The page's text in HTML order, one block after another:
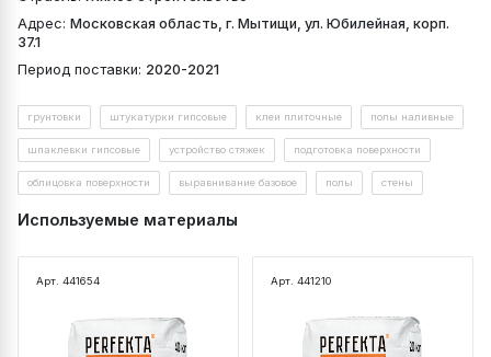
Адрес: Московская область, г. Мытищи, ул. Юбилейная, корп.
37.1
Период поставки: 2020-2021
грунтовки штукатурки гипсовые клеи плиточные полы наливные
шпаклевки гипсовые устройство стяжек подготовка поверхности
облицовка поверхности выравнивание базовое полы стены
Используемые материалы
Арт. 441654 Арт. 441210